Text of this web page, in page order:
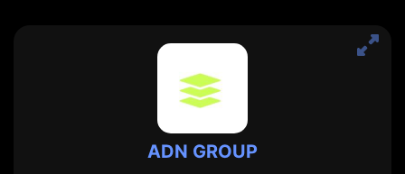
ADN GROUP